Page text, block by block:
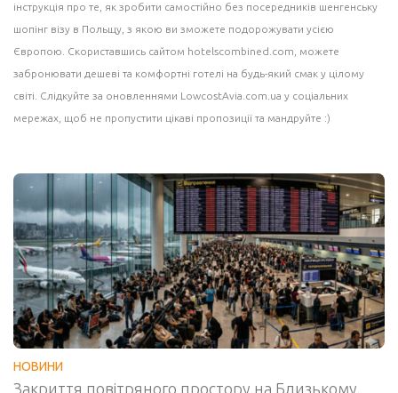
інструкція про те, як зробити самостійно без посередників шенгенську
шопінг візу в Польщу, з якою ви зможете подорожувати усією
Європою. Скориставшись сайтом hotelscombined.com , можете
забронювати дешеві та комфортні готелі на будь-який смак у цілому
світі. Слідкуйте за оновленнями LowcostAvia.com.ua у соціальних
мережах, щоб не пропустити цікаві пропозиції та мандруйте :)
НОВИНИ
Закриття повітряного простору на Близькому